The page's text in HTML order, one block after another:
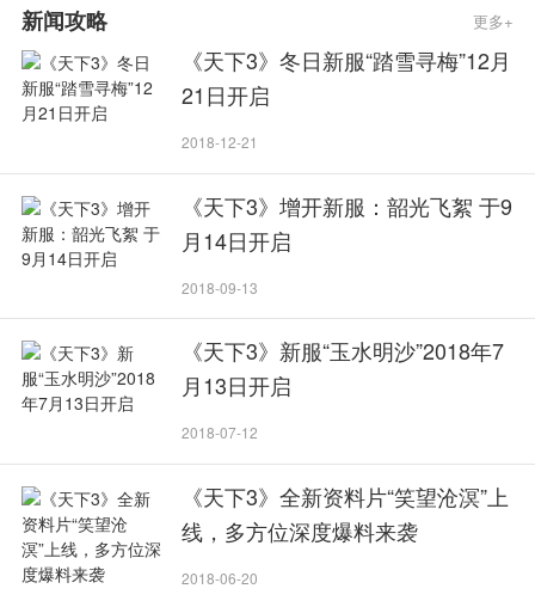
服”开服公告
新闻攻略 更多+
《天下3》冬日新服“踏雪寻梅”12月
21日开启
2018-12-21
《天下3》增开新服：韶光飞絮 于9
月14日开启
2018-09-13
《天下3》新服“玉水明沙”2018年7
月13日开启
2018-07-12
《天下3》全新资料片“笑望沧溟”上
线，多方位深度爆料来袭
2018-06-20